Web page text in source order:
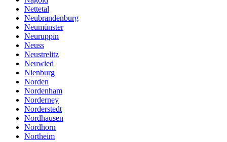
Nettetal
Neubrandenburg
Neumünster
Neuruppin
Neuss
Neustrelitz
Neuwied
Nienburg
Norden
Nordenham
Norderney
Norderstedt
Nordhausen
Nordhorn
Northeim